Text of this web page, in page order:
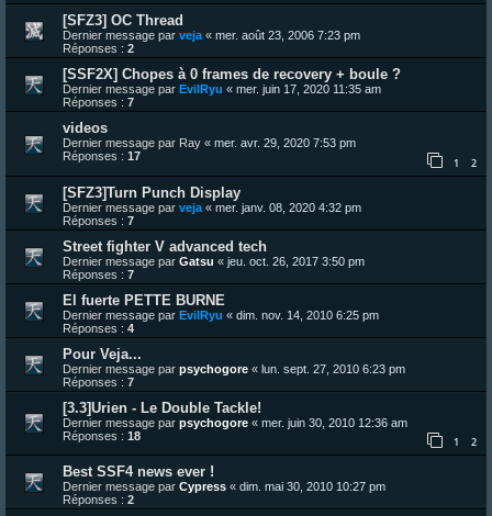
[SFZ3] OC Thread
Dernier message par veja « mer. août 23, 2006 7:23 pm
Réponses : 2
[SSF2X] Chopes à 0 frames de recovery + boule ?
Dernier message par EvilRyu « mer. juin 17, 2020 11:35 am
Réponses : 7
videos
Dernier message par Ray « mer. avr. 29, 2020 7:53 pm
Réponses : 17 1 2
[SFZ3]Turn Punch Display
Dernier message par veja « mer. janv. 08, 2020 4:32 pm
Réponses : 7
Street fighter V advanced tech
Dernier message par Gatsu « jeu. oct. 26, 2017 3:50 pm
Réponses : 7
El fuerte PETTE BURNE
Dernier message par EvilRyu « dim. nov. 14, 2010 6:25 pm
Réponses : 4
Pour Veja...
Dernier message par psychogore « lun. sept. 27, 2010 6:23 pm
Réponses : 7
[3.3]Urien - Le Double Tackle!
Dernier message par psychogore « mer. juin 30, 2010 12:36 am
Réponses : 18 1 2
Best SSF4 news ever !
Dernier message par Cypress « dim. mai 30, 2010 10:27 pm
Réponses : 2